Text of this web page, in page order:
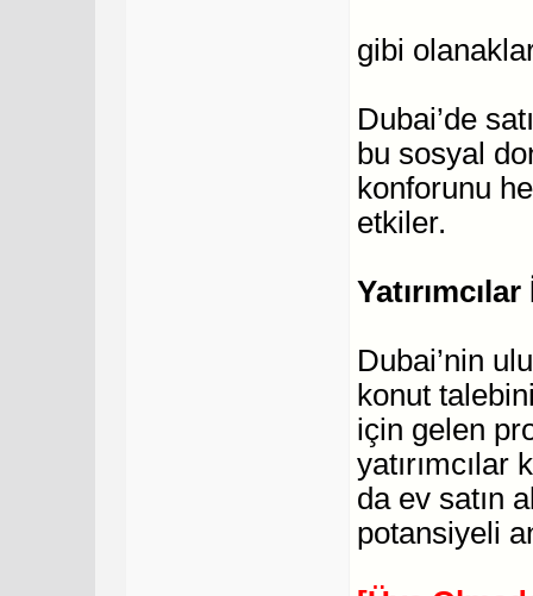
gibi
Dubai’de
bu sosyal
konforunu
etkiler.
Dubai’nin
konut
için gelen
yatırımcılar
da ev satın
potansiyeli